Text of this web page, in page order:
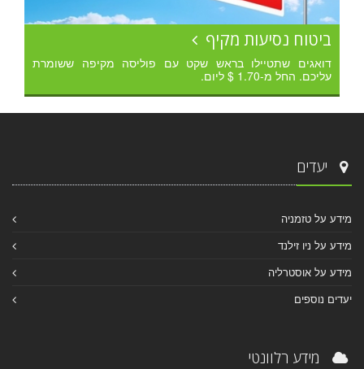
ביטוח נסיעות מקיף
דואגים שתטיילו בראש שקט עם פוליסה מקיפה ששומרת
עליכם. החל מ-1.70 $ ליום.
יעדים
מידע על טזמניה
מידע על ניו זילנד
מידע על אוסטרליה
יעדים נוספים
מידע רלוונטי